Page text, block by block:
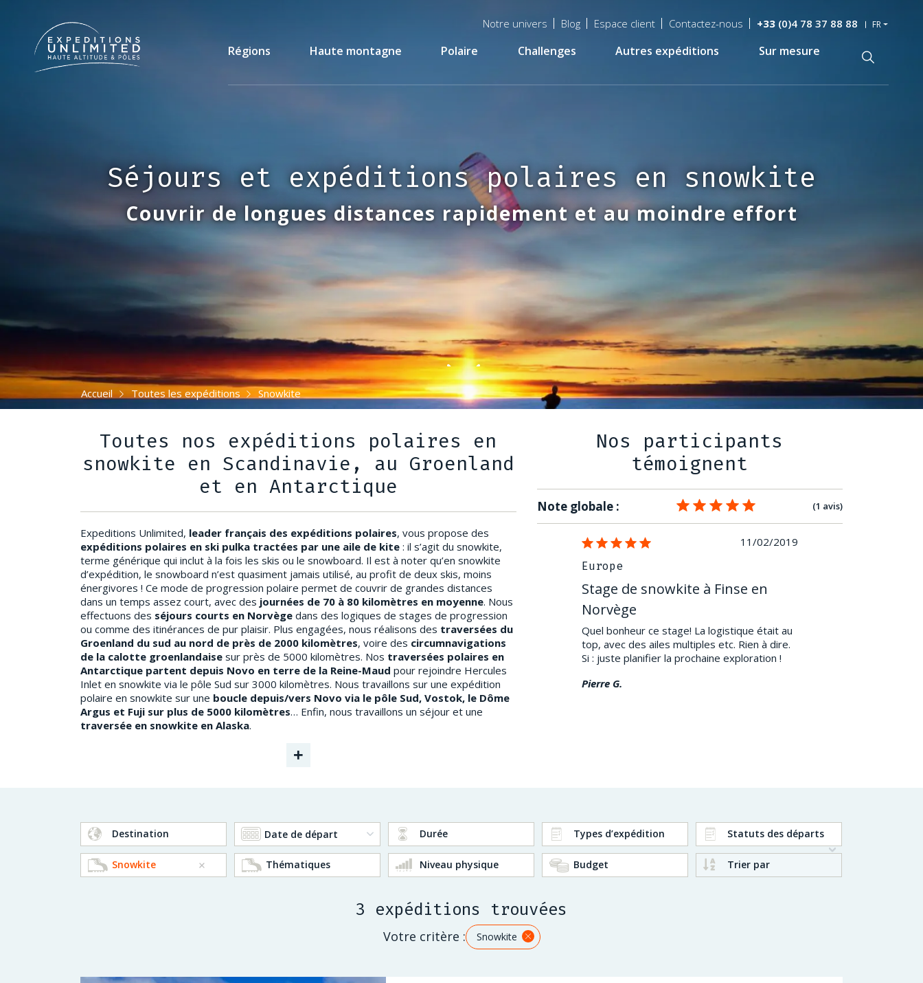
principal
Menu
Notre univers Blog Espace client Contactez-nous +33(0)4 78 37 88 88 FR
Régions Haute montagne Polaire Challenges Autres expéditions Sur mesure
Séjours et expéditions polaires en snowkite
Couvrir de longues distances rapidement et au moindre effort
Accueil Toutes les expéditions Snowkite
Toutes nos expéditions polaires en
snowkite en Scandinavie, au Groenland
et en Antarctique
Expeditions Unlimited, leader français des expéditions polaires, vous propose des
expéditions polaires en ski pulka tractées par une aile de kite : il s’agit du snowkite,
terme générique qui inclut à la fois les skis ou le snowboard. Il est à noter qu’en snowkite
d’expédition, le snowboard n’est quasiment jamais utilisé, au profit de deux skis, moins
énergivores ! Ce mode de progression polaire permet de couvrir de grandes distances
dans un temps assez court, avec des journées de 70 à 80 kilomètres en moyenne. Nous
effectuons des séjours courts en Norvège dans des logiques de stages de progression
ou comme des itinérances de pur plaisir. Plus engagées, nous réalisons des traversées du
Groenland du sud au nord de près de 2000 kilomètres, voire des circumnavigations
de la calotte groenlandaise sur près de 5000 kilomètres. Nos traversées polaires en
Antarctique partent depuis Novo en terre de la Reine-Maud pour rejoindre Hercules
Inlet en snowkite via le pôle Sud sur 3000 kilomètres. Nous travaillons sur une expédition
polaire en snowkite sur une boucle depuis/vers Novo via le pôle Sud, Vostok, le Dôme
Argus et Fuji sur plus de 5000 kilomètres… Enfin, nous travaillons un séjour et une
traversée en snowkite en Alaska.
+
Nos participants
témoignent
Note globale : (1 avis)
11/02/2019
Europe
Stage de snowkite à Finse en
Norvège
Quel bonheur ce stage! La logistique était au
top, avec des ailes multiples etc. Rien à dire.
Si : juste planifier la prochaine exploration !
Pierre G.
Destination Durée Types d’expédition Statuts des départs
Snowkite Thématiques Niveau physique Budget Trier par
3 expéditions trouvées
Votre critère : Snowkite